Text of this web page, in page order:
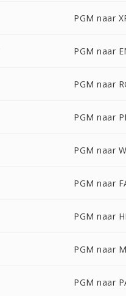
PGM naar
PGM naar
PGM naar
PGM naar
PGM naar
PGM naar
PGM naar
PGM naar
PGM naar